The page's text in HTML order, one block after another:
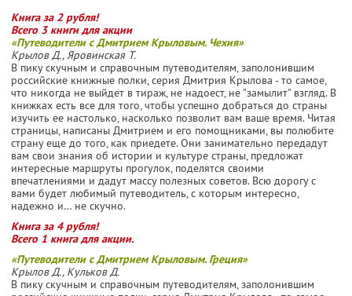
Книга за 2 рубля!
Всего 3 книги для акции
«Путеводители с Дмитрием Крыловым. Чехия»
Крылов Д., Яровинская Т.
В пику скучным и справочным путеводителям, заполонившим
российские книжные полки, серия Дмитрия Крылова - то самое,
что никогда не выйдет в тираж, не надоест, не "замылит" взгляд. В
книжках есть все для того, чтобы успешно добраться до страны
изучить ее настолько, насколько позволит вам ваше время. Читая
страницы, написаны Дмитрием и его помощниками, вы полюбите
страну еще до того, как приедете. Они занимательно передадут
вам свои знания об истории и культуре страны, предложат
интересные маршруты прогулок, поделятся своими
впечатлениями и дадут массу полезных советов. Всю дорогу с
вами будет любимый путеводитель, с которым интересно,
надежно и… не скучно.
Книга за 4 рубля!
Всего 1 книга для акции.
«Путеводители с Дмитрием Крыловым. Греция»
Крылов Д., Кульков Д.
В пику скучным и справочным путеводителям, заполонившим